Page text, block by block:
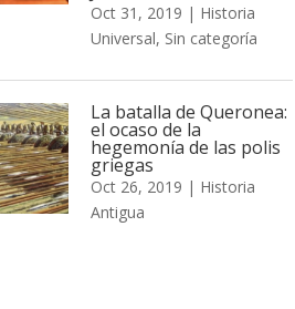
Oct 31, 2019 | Historia
Universal, Sin categoría
La batalla de Queronea:
el ocaso de la
hegemonía de las polis
griegas
Oct 26, 2019 | Historia
Antigua